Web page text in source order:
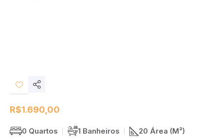
DesejosCompartilhar
R$1.690,00
0 Quartos 1 Banheiros 20 Área (M²)